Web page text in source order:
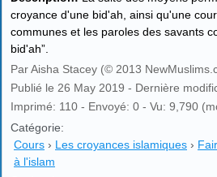
croyance d'une bid'ah, ainsi qu'une
communes et les paroles des savants
bid'ah”.
Par Aisha Stacey (© 2013
Publié le 26 May 2019 - Dernière
Imprimé: 110 - Envoyé: 0 - Vu: 9,790
Catégorie:
Cours › Les croyances islamiques ›
à l'islam